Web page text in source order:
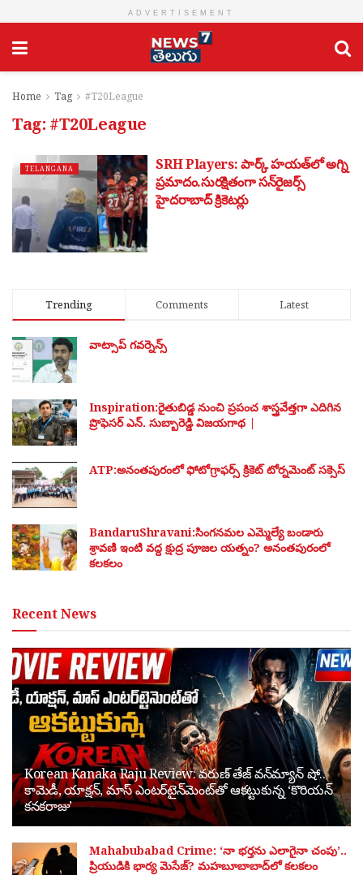
ADVERTISEMENT
Home Tag #T20League
Tag: #T20League
TELANGANA
SRH Players: పార్క్‌ హయత్‌లో అగ్ని
ప్రమాదం.సురక్షితంగా సన్‌రైజర్స్
హైదరాబాద్ క్రికెటర్లు
Trending Comments Latest
వాట్సాప్ గవర్నెన్స్
Inspiration:రైతుబిడ్డ నుంచి ప్రపంచ శాస్త్రవేత్తగా ఎదిగిన
ప్రొఫెసర్ ఎన్. సుబ్బారెడ్డి విజయగాథ |
ATP:అనంతపురంలో ఫోటోగ్రాఫర్స్ క్రికెట్ టోర్నమెంట్ సక్సెస్
BandaruShravani:సింగనమల ఎమ్మెల్యే బండారు
శ్రావణి ఇంటి వద్ద క్షుద్ర పూజల యత్నం? అనంతపురంలో
కలకలం
Recent News
Korean Kanaka Raju Review: వరుణ్ తేజ్ వన్‌మ్యాన్ షో..
కామెడీ, యాక్షన్, మాస్ ఎంటర్‌టైన్‌మెంట్‌తో ఆకట్టుకున్న ‘కొరియన్
కనకరాజు’
Mahabubabad Crime: ‘నా భర్తను ఎలాగైనా చంపు’..
ప్రియుడికి భార్య మెసేజ్? మహబూబాబాద్‌లో కలకలం